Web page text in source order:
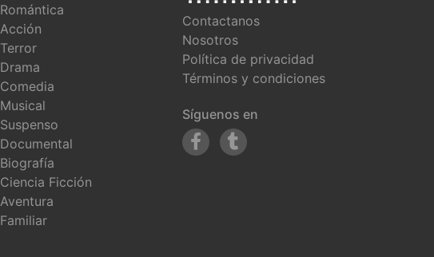
Romántica
Acción
Terror
Drama
Comedia
Musical
Suspenso
Documental
Biografía
Ciencia Ficción
Aventura
Familiar
Contactanos
Nosotros
Política de privacidad
Términos y condiciones
Síguenos en